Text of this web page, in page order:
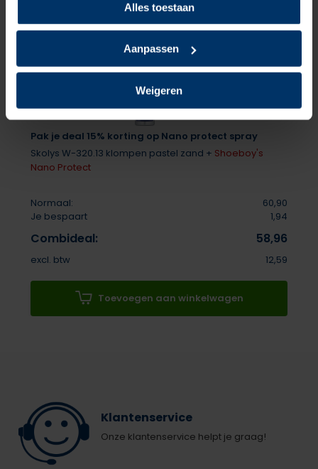
Alles toestaan
Aanpassen
Weigeren
Pak je deal 15% korting op Nano protect spray
Skolys W-320.13 klompen pastel zand + Shoeboy's
Nano Protect
Normaal:
60,90
Je bespaart
1,94
Combideal: 58,96
excl. btw 12,59
Toevoegen aan winkelwagen
Klantenservice
Onze klantenservice helpt je graag!